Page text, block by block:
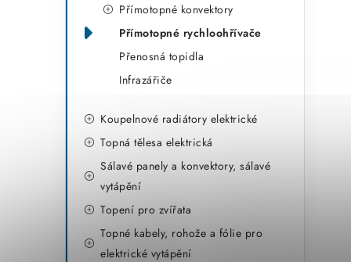
Přímotopné konvektory
Přímotopné rychloohřívače
Přenosná topidla
Infrazářiče
Koupelnové radiátory elektrické
Topná tělesa elektrická
Sálavé panely a konvektory, sálavé
vytápění
Topení pro zvířata
Topné kabely, rohože a fólie pro
elektrické vytápění